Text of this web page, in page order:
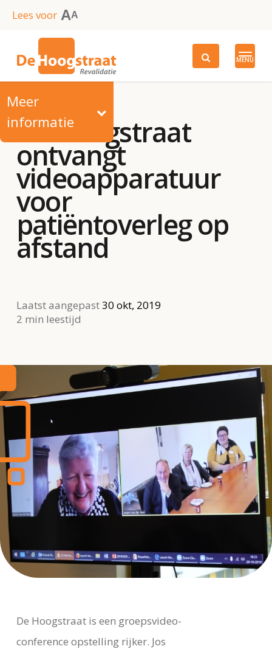
SkipLees voor AA
MENU
Meer
informatie
De Hoogstraat
ontvangt
videoapparatuur
voor
patiëntoverleg op
afstand
Laatst aangepast30 okt, 2019
2 min leestijd
De Hoogstraat is een groepsvideo-
conference opstelling rijker. Jos